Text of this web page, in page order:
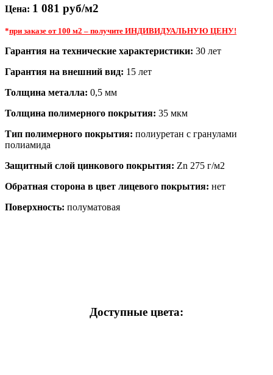
Цена: 1 081 руб/м2
*при заказе от 100 м2 – получите ИНДИВИДУАЛЬНУЮ ЦЕНУ!
Гарантия на технические характеристики: 30 лет
Гарантия на внешний вид: 15 лет
Толщина металла: 0,5 мм
Толщина полимерного покрытия: 35 мкм
Тип полимерного покрытия: полиуретан с гранулами
полиамида
Защитный слой цинкового покрытия: Zn 275 г/м2
Обратная сторона в цвет лицевого покрытия: нет
Поверхность: полуматовая
Доступные цвета: